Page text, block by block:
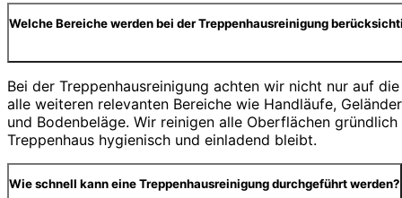
Welche Bereiche werden bei der Treppenhausreinigung
Bei der Treppenhausreinigung achten wir nicht nur auf
alle weiteren relevanten Bereiche wie Handläufe,
und Bodenbeläge. Wir reinigen alle Oberflächen
Treppenhaus hygienisch und einladend bleibt.
Wie schnell kann eine Treppenhausreinigung durchgeführt werden?